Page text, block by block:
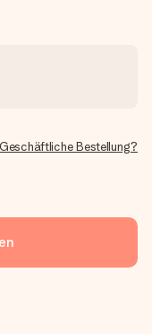
Geschäftliche Bestellung?